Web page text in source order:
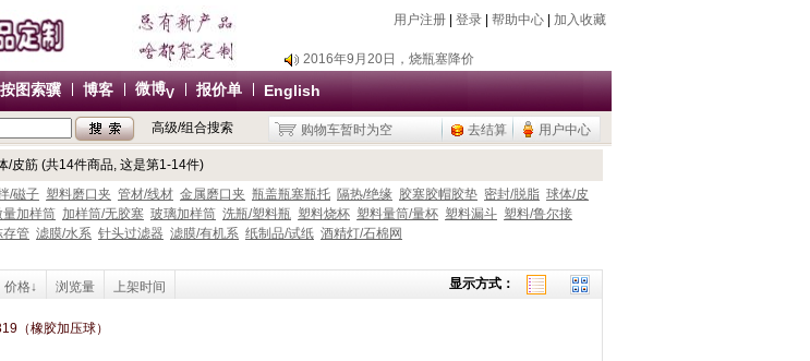
用户注册 登录 帮助中心 加入收藏
2018年7月26日，新增除静电器
2018年11月18日，新增存储卡
2016年9月20日，烧瓶塞降价
2015年9月10日，调整加热模块目录
2018年7月26日，新增除静电器
2018年11月18日，新增存储卡
2016年9月20日，烧瓶塞降价
2015年9月10日，调整加热模块目录
按图索骥 博客 微博V 报价单 English
高级/组合搜索 购物车暂时为空 去结算 用户中心
/皮筋 (共14件商品, 这是第1-14件)
/磁子 塑料磨口夹 管材/线材 金属磨口夹 瓶盖瓶塞瓶托 隔热/绝缘 胶塞胶帽胶垫 密封/脱脂 球体/皮
量加样筒 加样筒/无胶塞 玻璃加样筒 洗瓶/塑料瓶 塑料烧杯 塑料量筒/量杯 塑料漏斗 塑料/鲁尔接
存管 滤膜/水系 针头过滤器 滤膜/有机系 纸制品/试纸 酒精灯/石棉网
价格↓ 浏览量 上架时间 显示方式：
（橡胶加压球）